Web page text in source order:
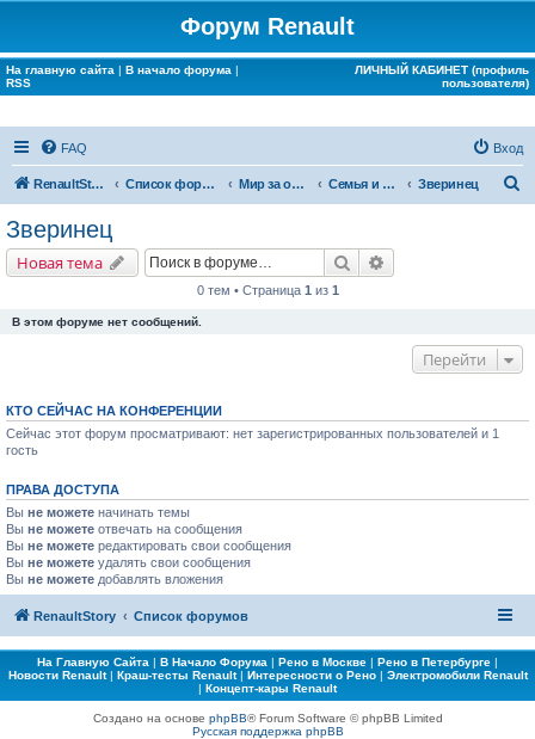
Форум Renault
На главную сайта | В начало форума |
RSS
ЛИЧНЫЙ КАБИНЕТ (профиль
пользователя)
FAQ Вход
RenaultStory Список форумов Мир за окном Renault Семья и дом Зверинец
Зверинец
Новая тема Поиск
0 тем • Страница 1 из 1
В этом форуме нет сообщений.
Перейти
КТО СЕЙЧАС НА КОНФЕРЕНЦИИ
Сейчас этот форум просматривают: нет зарегистрированных пользователей и 1
гость
ПРАВА ДОСТУПА
Вы не можете начинать темы
Вы не можете отвечать на сообщения
Вы не можете редактировать свои сообщения
Вы не можете удалять свои сообщения
Вы не можете добавлять вложения
RenaultStory Список форумов
На Главную Сайта | В Начало Форума | Рено в Москве | Рено в Петербурге |
Новости Renault| Краш-тесты Renault| Интересности о Рено| Электромобили Renault
| Концепт-кары Renault
Создано на основе phpBB® Forum Software © phpBB Limited
Русская поддержка phpBB